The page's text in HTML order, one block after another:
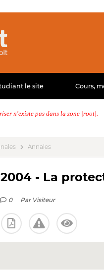
le site Cours,
n'existe pas dans la zone |root|.
Annales
- La
0 Par Visiteur